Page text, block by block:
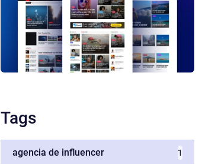
Tags
agencia de influencer 1